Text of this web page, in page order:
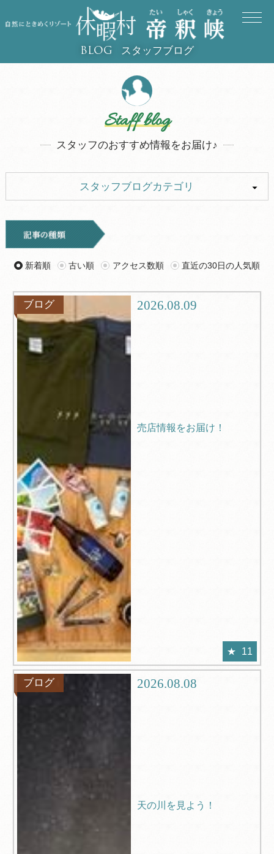
BLOG スタッフブログ
Staff blog
スタッフのおすすめ情報をお届け♪
スタッフブログカテゴリ
キャンプ
旅行記 ツアー
グルメ
ブログ
新着順 古い順 アクセス数順 直近の30日の人気順
ブログ 2026.08.09
売店情報をお届け！
11
ブログ 2026.08.08
天の川を見よう！